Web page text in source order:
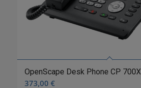
OpenScape Desk Phone CP 700X
373,00 €